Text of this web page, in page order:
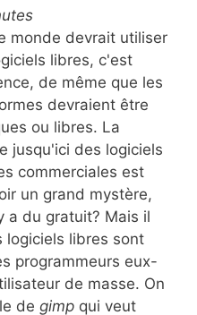
monde devrait utiliser
libres, c'est
de même que les
devraient être
ou libres. La
jusqu'ici des logiciels
commerciales est
un grand mystère,
a du gratuit? Mais il
logiciels libres sont
programmeurs eux-
de masse. On
de gimp qui veut